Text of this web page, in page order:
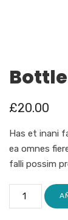
Bottle
£20.00
Has et inani
ea omnes
falli possim